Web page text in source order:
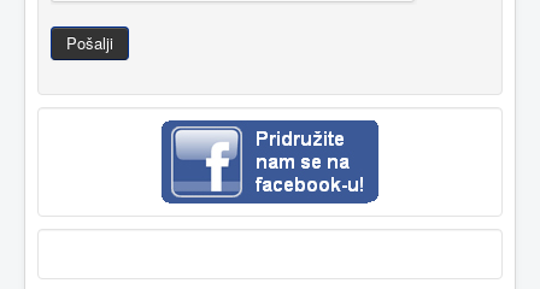
Pošalji